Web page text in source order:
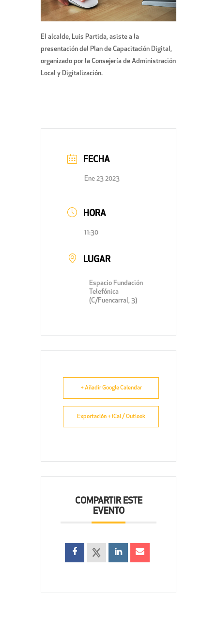
El alcalde, Luis Partida, asiste a la
presentación del Plan de Capacitación Digital,
organizado por la Consejería de Administración
Local y Digitalización.
FECHA
Ene 23 2023
HORA
11:30
LUGAR
Espacio Fundación
Telefónica
(C/Fuencarral, 3)
+ Añadir Google Calendar
Exportación + iCal / Outlook
COMPARTIR ESTE
EVENTO